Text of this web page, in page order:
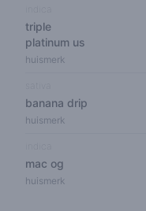
triple
platinum us
huismerk
banana drip
huismerk
mac og
huismerk